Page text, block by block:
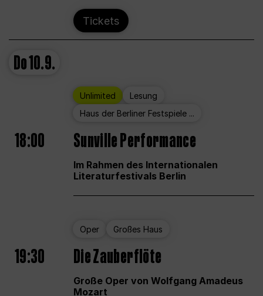
Tickets
Do10.9.
Unlimited
Lesung
Haus der Berliner Festspiele ...
18:00 Sunville Performance
Im Rahmen des Internationalen
Literaturfestivals Berlin
Oper Großes Haus
19:30 Die Zauberflöte
Große Oper von Wolfgang Amadeus
Mozart